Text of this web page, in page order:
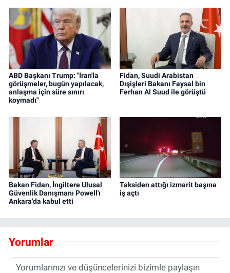
ABD Başkanı Trump: "İran'la
görüşmeler, bugün yapılacak,
anlaşma için süre sınırı
koymadı"
Fidan, Suudi Arabistan
Dışişleri Bakanı Faysal bin
Ferhan Al Suud ile görüştü
Bakan Fidan, İngiltere Ulusal
Güvenlik Danışmanı Powell'ı
Ankara'da kabul etti
Taksiden attığı izmarit başına
iş açtı
Yorumlar